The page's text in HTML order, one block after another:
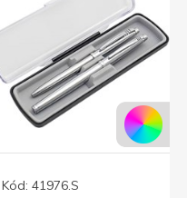
Kód: 41976.S